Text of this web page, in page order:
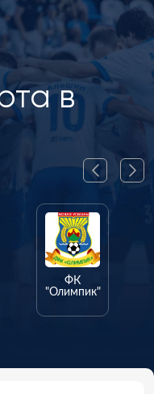
в
ФК
"Олимпик"